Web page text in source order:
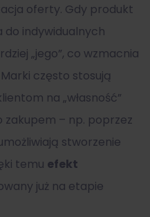
oferty. Gdy produkt
do indywidualnych
„jego”, co wzmacnia
często stosują
na „własność”
zakupem – np. poprzez
stworzenie
temu efekt
już na etapie